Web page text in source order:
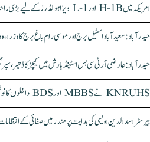
امریکہ میں H-1B اور L-1 ویزا ہولڈرز کے لیے بڑی راحت، اب ملک چھوڑے بغیر ویزا تجدید ممکن
حیدرآباد: سعیدآباد اسٹیل برج اور موسیٰ رام باغ برج کا وزراء
حیدرآباد: عارضی آر ٹی سی بس اسٹینڈ بارش میں کیچڑ کا ڈھیر،
KNRUHS نے MBBS اور BDS داخلوں کا نوٹیفکیشن جاری کر دیا
بیرسٹر اسدالدین اویسی کی ہدایت پر مندر میں صفائی کے